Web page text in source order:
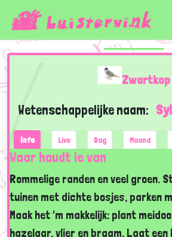
Zwartkop
Wetenschappelijke naam:
Info Live Dag Maand
Waar houdt ie van
Rommelige randen en veel groen.
tuinen met dichte bosjes, parken
Maak het ‘m makkelijk: plant
hazelaar, vlier en braam. Laat een